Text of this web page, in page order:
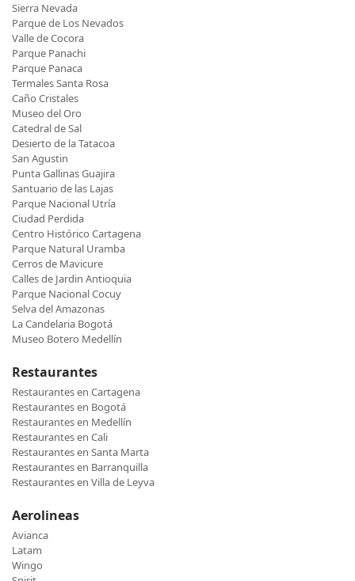
Sierra Nevada
Parque de Los Nevados
Valle de Cocora
Parque Panachi
Parque Panaca
Termales Santa Rosa
Caño Cristales
Museo del Oro
Catedral de Sal
Desierto de la Tatacoa
San Agustin
Punta Gallinas Guajira
Santuario de las Lajas
Parque Nacional Utría
Ciudad Perdida
Centro Histórico Cartagena
Parque Natural Uramba
Cerros de Mavicure
Calles de Jardin Antioquia
Parque Nacional Cocuy
Selva del Amazonas
La Candelaria Bogotá
Museo Botero Medellín
Restaurantes
Restaurantes en Cartagena
Restaurantes en Bogotá
Restaurantes en Medellín
Restaurantes en Cali
Restaurantes en Santa Marta
Restaurantes en Barranquilla
Restaurantes en Villa de Leyva
Aerolineas
Avianca
Latam
Wingo